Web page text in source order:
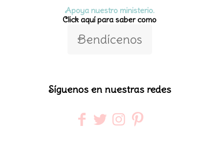
Apoya nuestro ministerio.
Click aquí para saber como
Bendícenos
Síguenos en nuestras redes